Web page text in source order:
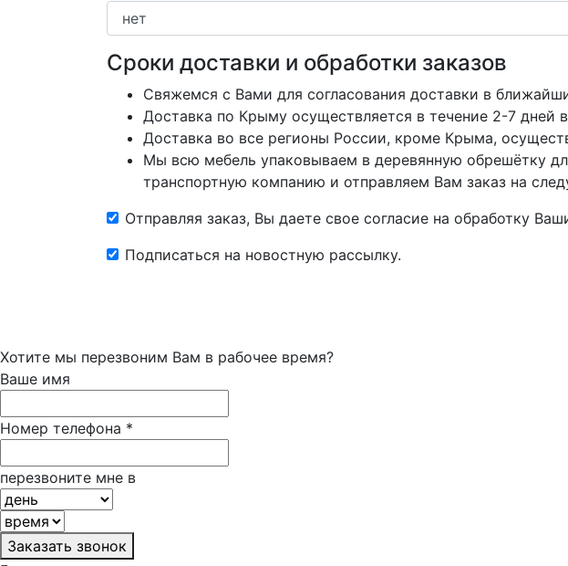
Сроки доставки и обработки заказов
Свяжемся с Вами для согласования доставки в
Доставка по Крыму осуществляется в течение 2-7 дней
Доставка во все регионы России, кроме Крыма,
Мы всю мебель упаковываем в деревянную обрешётку
транспортную компанию и отправляем Вам заказ на
Отправляя заказ, Вы даете свое согласие на обработку
Подписаться на новостную рассылку.
Хотите мы перезвоним Вам в рабочее время?
Ваше имя
Номер телефона *
перезвоните мне в
Заказать звонок